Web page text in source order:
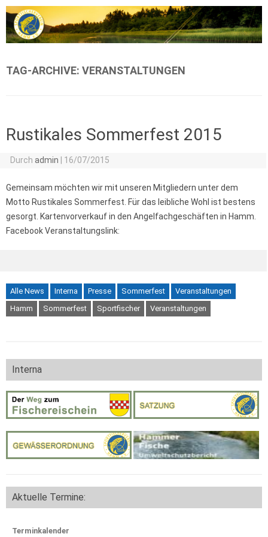
TAG-ARCHIVE: VERANSTALTUNGEN
Rustikales Sommerfest 2015
Durch admin 16/07/2015
Gemeinsam möchten wir mit unseren Mitgliedern unter dem
Motto Rustikales Sommerfest. Für das leibliche Wohl ist bestens
gesorgt. Kartenvorverkauf in den Angelfachgeschäften in Hamm.
Facebook Veranstaltungslink:
Alle News Interna Presse Sommerfest
Veranstaltungen
Hamm
Sommerfest Sportfischer Veranstaltungen
Interna
Aktuelle Termine:
Terminkalender